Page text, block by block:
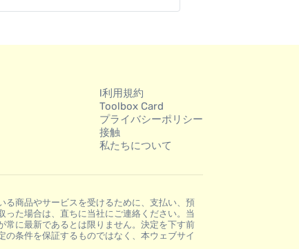
l利用規約
Toolbox Card
プライバシーポリシー
接触
私たちについて
商品やサービスを受けるために、支払い、預
た場合は、直ちに当社にご連絡ください。当
に最新であるとは限りません。決定を下す前
条件を保証するものではなく、本ウェブサイ